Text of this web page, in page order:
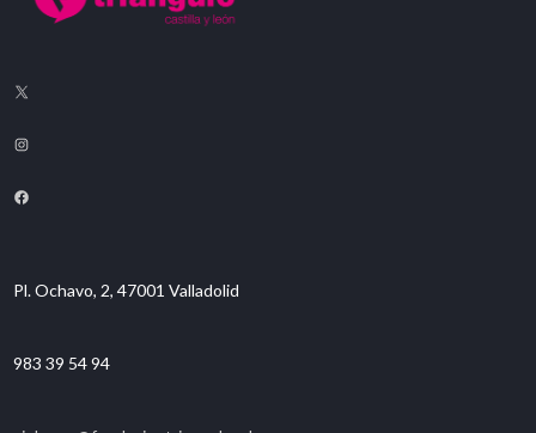
Pl. Ochavo, 2, 47001 Valladolid
983 39 54 94